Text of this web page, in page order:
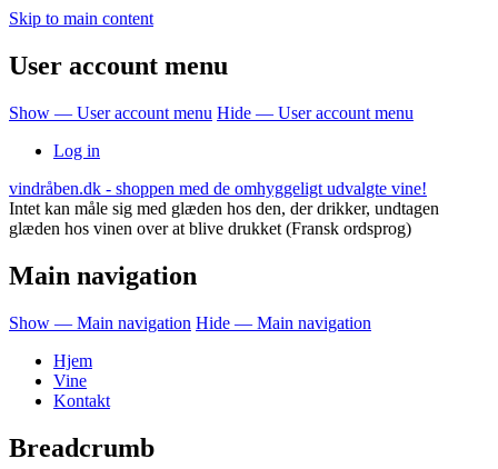
Skip to main content
User account menu
Show — User account menu Hide — User account menu
Log in
vindråben.dk - shoppen med de omhyggeligt udvalgte vine!
Intet kan måle sig med glæden hos den, der drikker, undtagen
glæden hos vinen over at blive drukket (Fransk ordsprog)
Main navigation
Show — Main navigation Hide — Main navigation
Hjem
Vine
Kontakt
Breadcrumb